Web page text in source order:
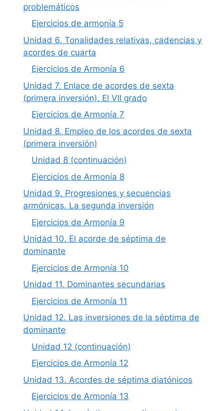
problemáticos
Ejercicios de armonía 5
Unidad 6. Tonalidades relativas, cadencias y
acordes de cuarta
Ejercicios de Armonía 6
Unidad 7. Enlace de acordes de sexta
(primera inversión). El VII grado
Ejercicios de Armonía 7
Unidad 8. Empleo de los acordes de sexta
(primera inversión)
Unidad 8 (continuación)
Ejercicios de Armonía 8
Unidad 9. Progresiones y secuencias
armónicas. La segunda inversión
Ejercicios de Armonía 9
Unidad 10. El acorde de séptima de
dominante
Ejercicios de Armonía 10
Unidad 11. Dominantes secundarias
Ejercicios de Armonía 11
Unidad 12. Las inversiones de la séptima de
dominante
Unidad 12 (continuación)
Ejercicios de Armonía 12
Unidad 13. Acordes de séptima diatónicos
Ejercicios de Armonía 13